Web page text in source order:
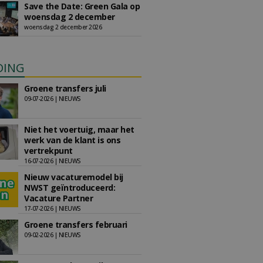
Save the Date: Green Gala op
woensdag 2 december
woensdag 2 december 2026
Groene transfers juli
09-07-2026 | NIEUWS
Niet het voertuig, maar het
werk van de klant is ons
vertrekpunt
16-07-2026 | NIEUWS
Nieuw vacaturemodel bij
NWST geïntroduceerd:
Vacature Partner
17-07-2026 | NIEUWS
Groene transfers februari
09-02-2026 | NIEUWS